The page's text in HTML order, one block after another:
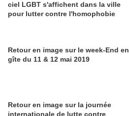
ciel LGBT s'affichent dans la ville
pour lutter contre l'homophobie
Retour en image sur le week-End en
gîte du 11 & 12 mai 2019
Retour en image sur la journée
internationale de lutte contre